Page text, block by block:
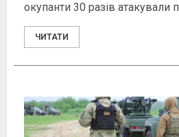
окупанти 30 разів атакували
ЧИТАТИ